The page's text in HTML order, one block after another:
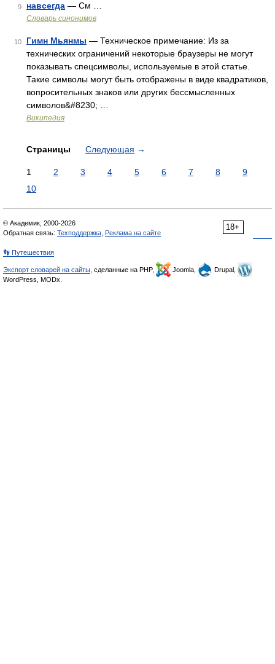
9 навсегда — См …
Словарь синонимов
10 Гимн Мьянмы — Техническое примечание: Из за
технических ограничений некоторые браузеры не могут
показывать спецсимволы, используемые в этой статье.
Такие символы могут быть отображены в виде квадратиков,
вопросительных знаков или других бессмысленных
символов&#8230; …
Википедия
Страницы Следующая →
1 2 3 4 5 6 7 8
9
10
18+
© Академик, 2000-2026
Обратная связь: Техподдержка Реклама на сайте
👣 Путешествия
Экспорт словарей на сайты , сделанные на PHP, Joomla,
Drupal,
WordPress, MODx.